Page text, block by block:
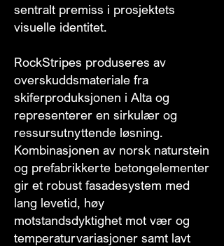
sentralt premiss i prosjektets
visuelle identitet.
RockStripes produseres av
overskuddsmateriale fra
skiferproduksjonen i Alta og
representerer en sirkulær og
ressursutnyttende løsning.
Kombinasjonen av norsk naturstein
og prefabrikkerte betongelementer
gir et robust fasadesystem med
lang levetid, høy
motstandsdyktighet mot vær og
temperaturvariasjoner samt lavt